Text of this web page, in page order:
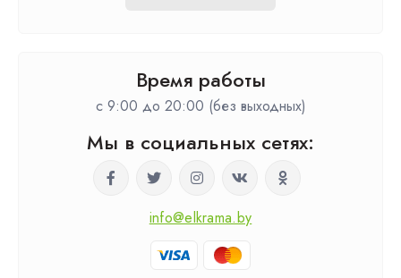
Время работы
c 9:00 до 20:00 (без выходных)
Мы в социальных сетях:
info@elkrama.by